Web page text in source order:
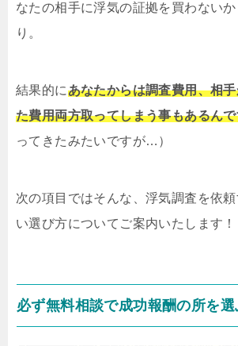
なたの相手に浮気の証拠を買わない
り。
結果的にあなたからは調査費用、相
た費用両方取ってしまう事もあるん
ってきたみたいですが…）
次の項目ではそんな、浮気調査を依
い選び方についてご案内いたします！
必ず無料相談で成功報酬の所を選